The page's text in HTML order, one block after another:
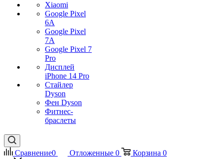
Xiaomi
Google Pixel
6A
Google Pixel
7А
Google Pixel 7
Pro
Дисплей
iPhone 14 Pro
Стайлер
Dyson
Фен Dyson
Фитнес-
браслеты
Сравнение0 Отложенные 0 Корзина 0